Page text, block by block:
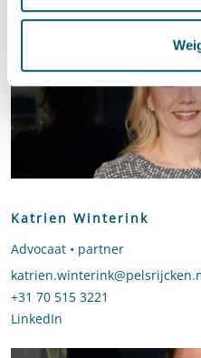
Bel naar Jelmer Procee
+31 70 515 3668
LinkedInprofiel van Jelmer
Katrien Winterink
Advocaat • partner
Stuur een e-mail naar Katrien
Bel naar Katrien Winterink
+31 70 515 3221
LinkedIn